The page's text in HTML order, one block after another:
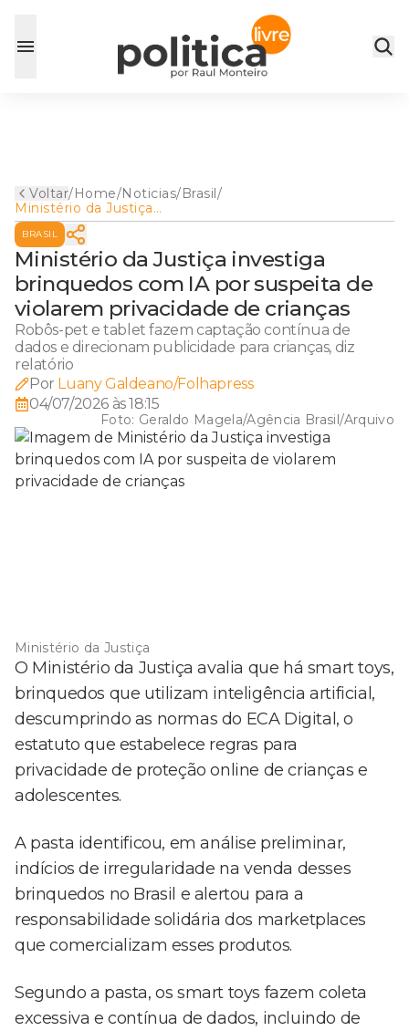
Voltar/Home/Noticias/Brasil/
Ministério da Justiça
investiga brinquedos com IA
por suspeita de violarem
privacidade de crianças
BRASIL
Ministério da Justiça investiga
brinquedos com IA por suspeita de
violarem privacidade de crianças
Robôs-pet e tablet fazem captação contínua de
dados e direcionam publicidade para crianças, diz
relatório
Por Luany Galdeano/Folhapress
04/07/2026 às 18:15
Foto: Geraldo Magela/Agência Brasil/Arquivo
Ministério da Justiça
O Ministério da Justiça avalia que há smart toys,
brinquedos que utilizam inteligência artificial,
descumprindo as normas do ECA Digital, o
estatuto que estabelece regras para
privacidade de proteção online de crianças e
adolescentes.
A pasta identificou, em análise preliminar,
indícios de irregularidade na venda desses
brinquedos no Brasil e alertou para a
responsabilidade solidária dos marketplaces
que comercializam esses produtos.
Segundo a pasta, os smart toys fazem coleta
excessiva e contínua de dados, incluindo de